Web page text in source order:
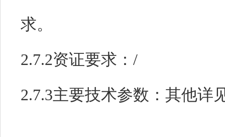
求。
2.7.2资证要求： /
2.7.3主要技术参数： 其他详